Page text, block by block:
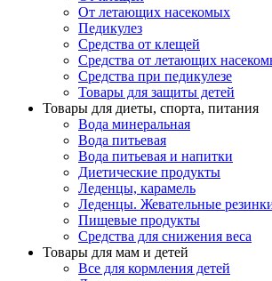
От летающих насекомых
Педикулез
Средства от клещей
Средства от летающих
Средства при педикулезе
Товары для защиты детей
Товары для диеты, спорта, питания
Вода минеральная
Вода питьевая
Вода питьевая и напитки
Диетические продукты
Леденцы, карамель
Леденцы. Жевательные
Пищевые продукты
Средства для снижения веса
Товары для мам и детей
Все для кормления детей